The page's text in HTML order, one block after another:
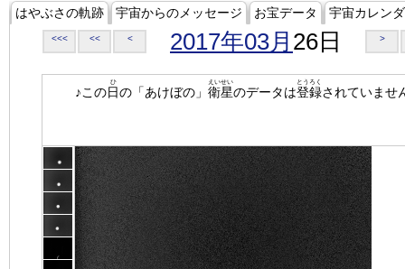
はやぶさの軌跡 宇宙からのメッセージ お宝データ 宇宙カレン
<<< << < 2017年03月 26日 >
♪この日
ひ
の「あけぼの」 衛星
えいせい
のデータは登録
とうろく
されていませ